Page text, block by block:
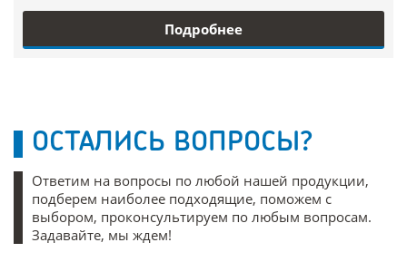
Подробнее
ОСТАЛИСЬ ВОПРОСЫ?
Ответим на вопросы по любой нашей продукции,
подберем наиболее подходящие, поможем с
выбором, проконсультируем по любым вопросам.
Задавайте, мы ждем!